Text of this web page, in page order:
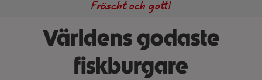
Världens godaste
fiskburgare
Fräscht och gott!